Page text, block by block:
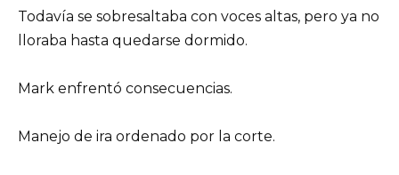
Todavía se sobresaltaba con voces altas, pero ya no
lloraba hasta quedarse dormido.
Mark enfrentó consecuencias.
Manejo de ira ordenado por la corte.